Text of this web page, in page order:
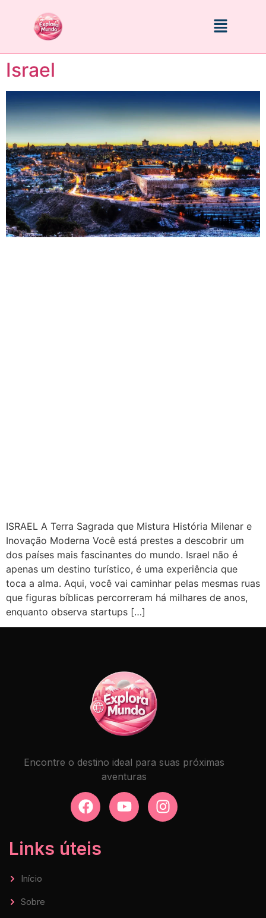
Israel
ISRAEL A Terra Sagrada que Mistura História Milenar e
Inovação Moderna Você está prestes a descobrir um
dos países mais fascinantes do mundo. Israel não é
apenas um destino turístico, é uma experiência que
toca a alma. Aqui, você vai caminhar pelas mesmas ruas
que figuras bíblicas percorreram há milhares de anos,
enquanto observa startups […]
Encontre o destino ideal para suas próximas
aventuras
Links úteis
Início
Sobre